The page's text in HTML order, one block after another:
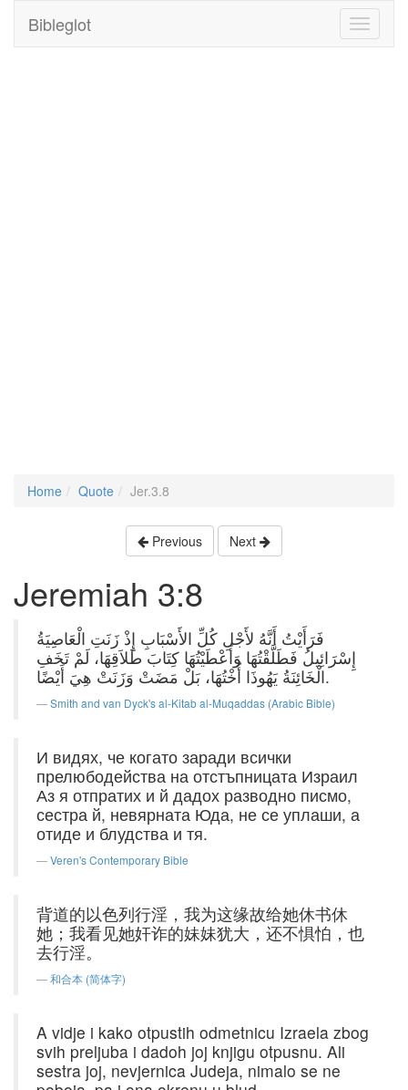
Toggle
Bibleglot
Home Quote Jer.3.8
Previous Next
Jeremiah 3:8
فَرَأَيْتُ أَنَّهُ لأَجْلِ كُلِّ الأَسْبَابِ إِذْ زَنَتِ الْعَاصِيَةُ
إِسْرَائِيلُ فَطَلَّقْتُهَا وَأَعْطَيْتُهَا كِتَابَ طَلاَقِهَا، لَمْ تَخَفِ
الْخَائِنَةُ يَهُوذَا أُخْتُهَا، بَلْ مَضَتْ وَزَنَتْ هِيَ أَيْضًا.
Smith and van Dyck's al-Kitab al-Muqaddas (Arabic Bible)
И видях, че когато заради всички
прелюбодейства на отстъпницата Израил
Аз я отпратих и й дадох разводно писмо,
сестра й, невярната Юда, не се уплаши, а
отиде и блудства и тя.
Veren's Contemporary Bible
背道的以色列行淫，我为这缘故给她休书休
她；我看见她奸诈的妹妹犹大，还不惧怕，也
去行淫。
和合本 (简体字)
A vidje i kako otpustih odmetnicu Izraela zbog
svih preljuba i dadoh joj knjigu otpusnu. Ali
sestra joj, nevjernica Judeja, nimalo se ne